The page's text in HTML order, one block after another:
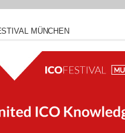
MÜNCHEN